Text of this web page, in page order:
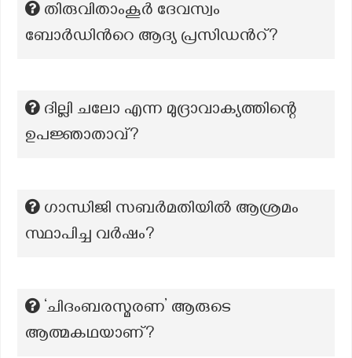
തിരുവിതാംകൂർ ദേവസ്വം
ബോർഡിന്‍റെ ആദ്യ പ്രസിഡന്‍റ്?
ദില്ലി ചലോ എന്ന മുദ്രാവാക്യത്തിന്റെ
ഉപജ്ഞാതാവ്?
ഗാന്ധിജി സബർമതിയിൽ ആശ്രമം
സ്ഥാപിച്ച വർഷം?
‘ചിദംബരസ്മരണ’ ആരുടെ
ആത്മകഥയാണ്?